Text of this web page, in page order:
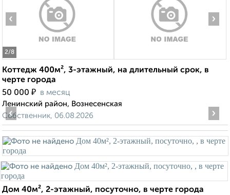
2/8
‹ ›
Коттедж 400м², 3-этажный, на длительный срок, в
черте города
50 000 ₽ в месяц
Ленинский район, Вознесенская
Собственник, 06.08.2026
‹ ›
Дом 40м², 2-этажный, посуточно, в черте города